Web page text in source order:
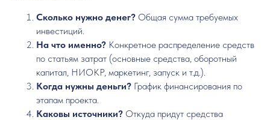
Сколько нужно денег? Общая сумма требуемых
инвестиций.
На что именно? Конкретное распределение средств
по статьям затрат (основные средства, оборотный
капитал, НИОКР, маркетинг, запуск и т.д.).
Когда нужны деньги? График финансирования по
этапам проекта.
Каковы источники? Откуда придут средства